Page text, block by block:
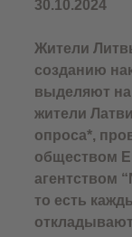
30.10.2024
Жители
созданию
выделяют на
жители
опроса*,
обществом
агентством
то есть